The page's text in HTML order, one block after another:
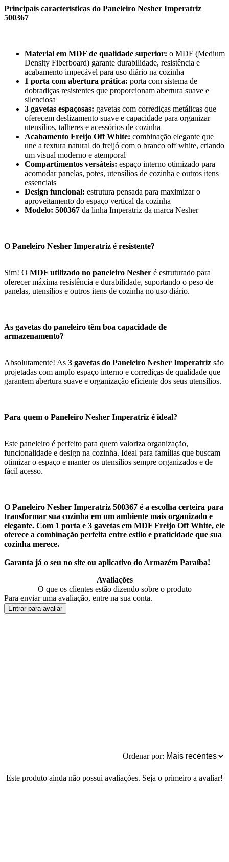
Principais características do Paneleiro Nesher Imperatriz
500367
Material em MDF de qualidade superior: o MDF (Medium
Density Fiberboard) garante durabilidade, resistência e
acabamento impecável para uso diário na cozinha
1 porta com abertura prática: porta com sistema de
dobradiças resistentes que proporcionam abertura suave e
silenciosa
3 gavetas espaçosas: gavetas com corrediças metálicas que
oferecem deslizamento suave e capacidade para organizar
utensílios, talheres e acessórios de cozinha
Acabamento Freijo Off White: combinação elegante que
une a textura natural do freijó com o branco off white, criando
um visual moderno e atemporal
Compartimentos versáteis: espaço interno otimizado para
acomodar panelas, potes, utensílios de cozinha e outros itens
essenciais
Design funcional: estrutura pensada para maximizar o
aproveitamento do espaço vertical da cozinha
Modelo: 500367 da linha Imperatriz da marca Nesher
O Paneleiro Nesher Imperatriz é resistente?
Sim! O MDF utilizado no paneleiro Nesher é estruturado para
oferecer máxima resistência e durabilidade, suportando o peso de
panelas, utensílios e outros itens de cozinha no uso diário.
As gavetas do paneleiro têm boa capacidade de
armazenamento?
Absolutamente! As 3 gavetas do Paneleiro Nesher Imperatriz são
projetadas com amplo espaço interno e corrediças de qualidade que
garantem abertura suave e organização eficiente dos seus utensílios.
Para quem o Paneleiro Nesher Imperatriz é ideal?
Este paneleiro é perfeito para quem valoriza organização,
funcionalidade e design na cozinha. Ideal para famílias que buscam
otimizar o espaço e manter os utensílios sempre organizados e de
fácil acesso.
O Paneleiro Nesher Imperatriz 500367 é a escolha certeira para
transformar sua cozinha em um ambiente mais organizado e
elegante. Com 1 porta e 3 gavetas em MDF Freijo Off White, ele
oferece a combinação perfeita entre estilo e praticidade que sua
cozinha merece.
Garanta já o seu no site ou aplicativo do Armazém Paraíba!
Avaliações
O que os clientes estão dizendo sobre o produto
Para enviar uma avaliação, entre na sua conta.
Entrar para avaliar
Ordenar por:
Este produto ainda não possui avaliações. Seja o primeiro a avaliar!